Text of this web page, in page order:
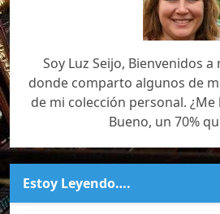
Soy Luz Seijo, Bienvenidos
donde comparto algunos de
de mi colección personal.
Bueno, un 70%
Estoy Leyendo….